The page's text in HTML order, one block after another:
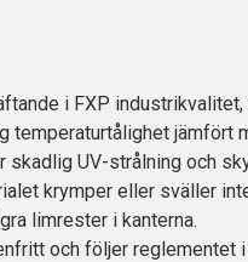
i FXP
temperaturtålighet jämfört
skadlig UV-strålning och
krymper eller sväller
limrester i kanterna.
och följer reglementet